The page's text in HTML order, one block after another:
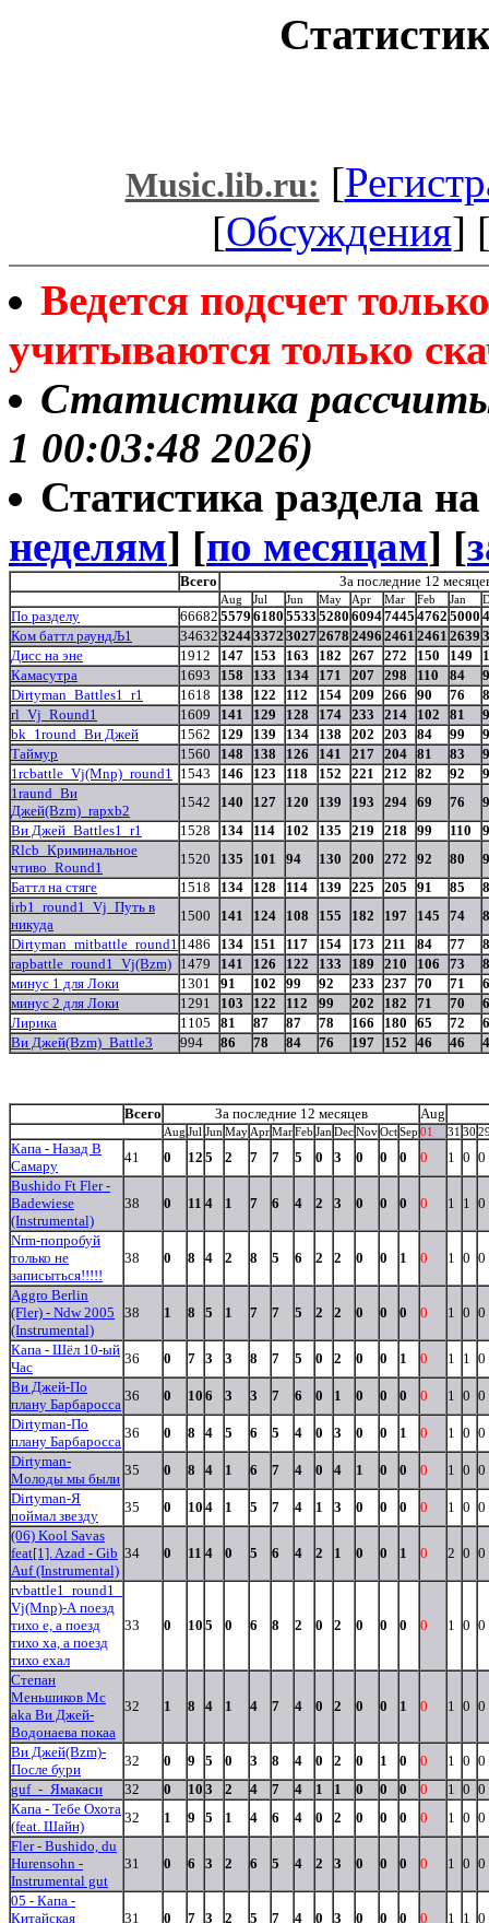
Music.lib.ru: [
[Обсуждения]
Ведется подсчет
учитываются только
Статистика
1 00:03:48 2026)
Статистика раздела
неделям] [по месяцам] [
Всего За последние 12
Aug Jul Jun May Apr Mar Feb Jan
По разделу 66682 5579 6180 5533 5280 60947445 4762 5000
Ком баттл раундЉ1
34632 32443372 30272678 2496 2461 2461 2639
Дисс на эне
1912 147 153 163 182 267 272 150 149
Камасутра
1693 158 133 134 171 207 298 110 84
Dirtyman_Battles1_r1
1618 138 122 112 154 209 266 90 76
rl_Vj_Round1
1609 141 129 128 174 233 214 102 81
bk_1round_Ви Джей
1562 129 139 134 138 202 203 84 99
Таймур
1560 148 138 126 141 217 204 81 83
1rcbattle_Vj(Mnp)_round1
1543 146 123 118 152 221 212 82 92
1raund_Ви
Джей(Bzm)_rapxb2
1542 140 127 120 139 193 294 69 76
Ви Джей_Battles1_r1
1528 134 114 102 135 219 218 99 110
Rlcb_Криминальное
чтиво_Round1
1520 135 101 94 130 200 272 92 80
Баттл на стяге
1518 134 128 114 139 225 205 91 85
irb1_round1_Vj_Путь в
никуда
1500 141 124 108 155 182 197 145 74
Dirtyman_mitbattle_round1 1486 134 151 117 154 173 211 84 77
rapbattle_round1_Vj(Bzm) 1479 141 126 122 133 189 210 106 73
минус 1 для Локи
1301 91 102 99 92 233 237 70 71
минус 2 для Локи
1291 103 122 112 99 202 182 71 70
Лирика
1105 81 87 87 78 166 180 65 72
Ви Джей(Bzm)_Battle3
994 86 78 84 76 197 152 46 46
Всего За последние 12 месяцев Aug
Aug Jul Jun May AprMarFeb Jan DecNovOctSep 01 31 30
Капа - Назад В
Самару
41 0 12 5 2 7 7 5 0 3 0 0 0 0 1 0 0
Bushido Ft Fler -
Badewiese
(Instrumental)
38 0 11 4 1 7 6 4 2 3 0 0 0 0 1 1 0
Nrm-попробуй
только не
записыться!!!!!
38 0 8 4 2 8 5 6 2 2 0 0 1 0 1 0 0
Aggro Berlin
(Fler) - Ndw 2005
(Instrumental)
38 1 8 5 1 7 7 5 2 2 0 0 0 0 1 0 0
Капа - Шёл 10-ый
Час
36 0 7 3 3 8 7 5 0 2 0 0 1 0 1 1
0
Ви Джей-По
плану Барбаросса
36 0 10 6 3 3 7 6 0 1 0 0 0 0 1 0 0
Dirtyman-По
плану Барбаросса
36 0 8 4 5 6 5 4 0 3 0 0 1 0 1 0 0
Dirtyman-
Молоды мы были
35 0 8 4 1 6 7 4 0 4 1 0 0 0 1 0 0
Dirtyman-Я
поймал звезду
35 0 10 4 1 5 7 4 1 3 0 0 0 0 1 0 0
(06) Kool Savas
feat[1]. Azad - Gib
Auf (Instrumental)
34 0 11 4 0 5 6 4 2 1 0 0 1 0 2 0 0
rvbattle1_round1_
Vj(Mnp)-А поезд
тихо е, а поезд
тихо ха, а поезд
тихо ехал
33 0 10 5 0 6 8 2 0 2 0 0 0 0 1 0 0
Степан
Меньшиков Мс
aka Ви Джей-
Водонаева покаа
32 1 8 4 1 4 7 4 0 2 0 0 1 0 1 0 0
Ви Джей(Bzm)-
После бури
32 0 9 5 0 3 8 4 0 2 0 1 0 0 1 0 0
guf_-_Ямакаси
32 0 10 3 2 4 7 4 1 1 0 0 0 0 1 0 0
Капа - Тебе Охота
(feat. Шайн)
32 1 9 5 1 4 6 4 0 2 0 0 0 0 1 0 0
Fler - Bushido, du
Hurensohn -
Instrumental gut
31 0 6 3 2 6 5 4 2 3 0 0 0 0 1 0 0
05 - Капа -
Китайская
31 0 7 3 2 5 7 4 0 3 0 0 0 0 1 1 0